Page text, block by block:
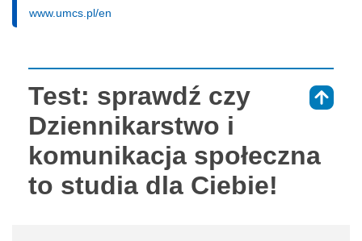
www.umcs.pl/en
Test: sprawdź czy
Dziennikarstwo i
komunikacja społeczna
to studia dla Ciebie!